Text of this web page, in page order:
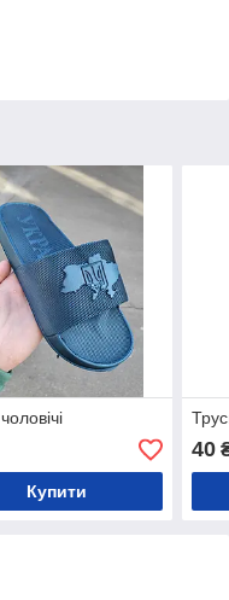
Купити
40